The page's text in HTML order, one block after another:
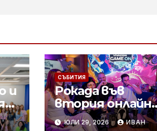
и
СЪБИТИЯ
Рокада във
втория онлайн
рунд на Vivacom
ЮЛИ 29, 2026 ИВАН